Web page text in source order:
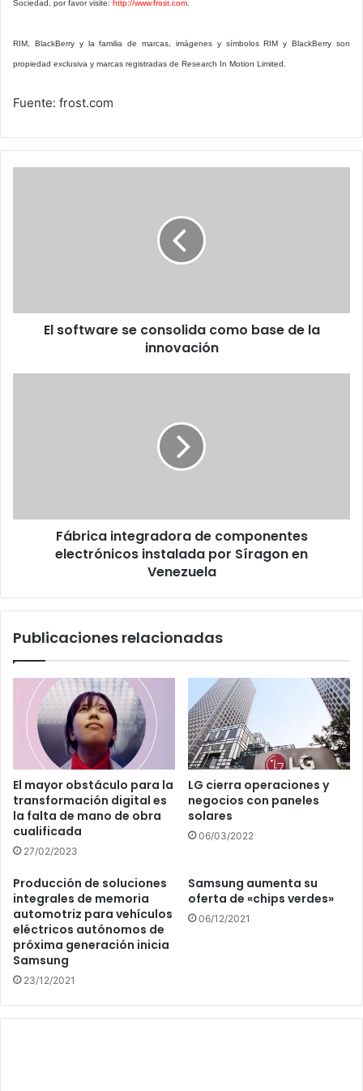
Sociedad, por favor visite: http://www.frost.com
RIM, BlackBerry y la familia de marcas, imágenes y símbolos RIM y BlackBerry son
propiedad exclusiva y marcas registradas de Research In Motion Limited.
Fuente: frost.com
innovación
El software se consolida como base de la
innovación
en
VenezuelaFábrica integradora de componentes
electrónicos instalada por Síragon en
Venezuela
Publicaciones relacionadas
El mayor obstáculo para la
transformación digital es
la falta de mano de obra
cualificada
27/02/2023
LG cierra operaciones y
negocios con paneles
solares
06/03/2022
Producción de soluciones
integrales de memoria
automotriz para vehículos
eléctricos autónomos de
próxima generación inicia
Samsung
23/12/2021
Samsung aumenta su
oferta de «chips verdes»
06/12/2021